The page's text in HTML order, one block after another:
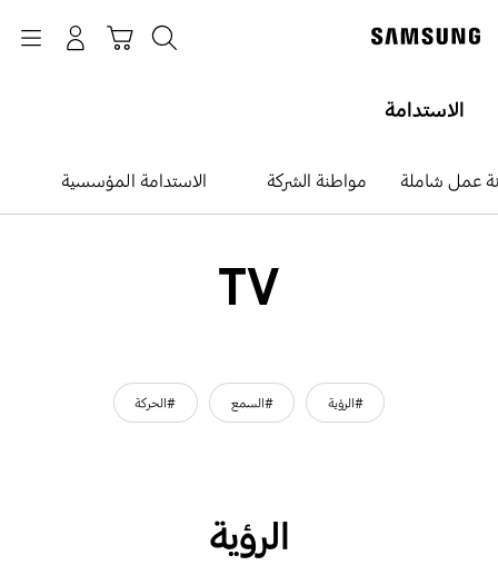
الاستدامة
عمل شاملة مواطنة الشركة الاستدامة المؤسسية
TV
#الرؤية #السمع #الحركة
الرؤية